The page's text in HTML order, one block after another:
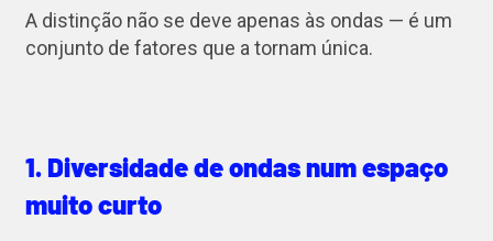
A distinção não se deve apenas às ondas — é um
conjunto de fatores que a tornam única.
1. Diversidade de ondas num espaço
muito curto